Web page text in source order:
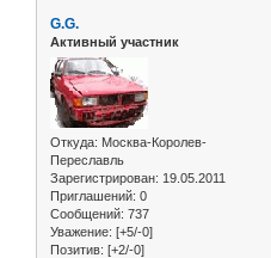
G.G.
Активный участник
Откуда: Москва-Королев-
Переславль
Зарегистрирован: 19.05.2011
Приглашений: 0
Сообщений: 737
Уважение: [+5/-0]
Позитив: [+2/-0]